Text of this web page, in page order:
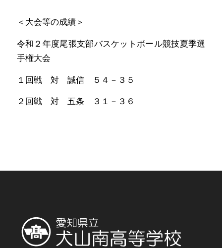
＜大会等の成績＞
令和２年度尾張支部バスケットボール競技夏季選
手権大会
１回戦 対 誠信 ５４－３５
２回戦 対 五条 ３１－３６